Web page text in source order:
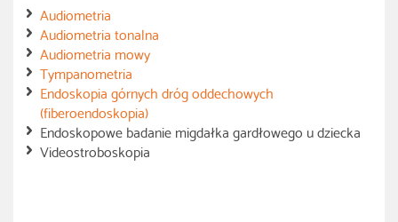
Audiometria
Audiometria tonalna
Audiometria mowy
Tympanometria
Endoskopia górnych dróg oddechowych
(fiberoendoskopia)
Endoskopowe badanie migdałka gardłowego u dziecka
Videostroboskopia